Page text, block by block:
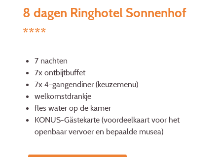
8 dagen Ringhotel Sonnenhof
****
7 nachten
7x ontbijtbuffet
7x 4-gangendiner (keuzemenu)
welkomstdrankje
fles water op de kamer
KONUS-Gästekarte (voordeelkaart voor het
openbaar vervoer en bepaalde musea)